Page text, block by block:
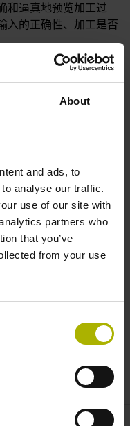
About
and ads, to
analyse our traffic.
use of our site with
partners who
that you’ve
from your use
和逼真地预览加工过
入的正确性、加工是否
数控系统的全部功能，
，因此，可在办公室中
能。HEIDENHAIN服
上传到编程站上。
此，可在一台计算机上
。